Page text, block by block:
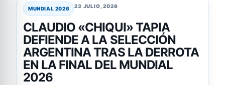
MUNDIAL 2026 23 JULIO, 2026
CLAUDIO «CHIQUI» TAPIA
DEFIENDE A LA SELECCIÓN
ARGENTINA TRAS LA DERROTA
EN LA FINAL DEL MUNDIAL
2026